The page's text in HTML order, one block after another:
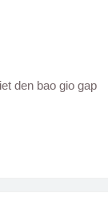
den bao gio gap